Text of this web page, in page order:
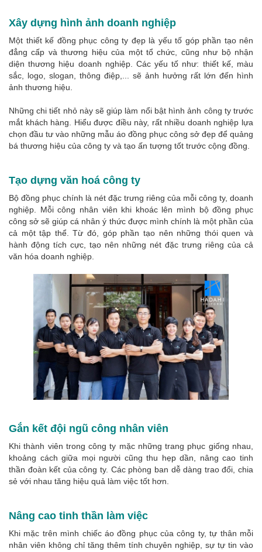
Xây dựng hình ảnh doanh nghiệp
Một thiết kế đồng phục công ty đẹp là yếu tố góp phần tạo nên
đẳng cấp và thương hiệu của một tổ chức, cũng như bộ nhận
diện thương hiệu doanh nghiệp. Các yếu tố như: thiết kế, màu
sắc, logo, slogan, thông điệp,... sẽ ảnh hưởng rất lớn đến hình
ảnh thương hiệu.
Những chi tiết nhỏ này sẽ giúp làm nổi bật hình ảnh công ty trước
mắt khách hàng. Hiểu được điều này, rất nhiều doanh nghiệp lựa
chọn đầu tư vào những mẫu áo đồng phục công sở đẹp để quảng
bá thương hiệu của công ty và tạo ấn tượng tốt trước cộng đồng.
Tạo dựng văn hoá công ty
Bộ đồng phục chính là nét đặc trưng riêng của mỗi công ty, doanh
nghiệp. Mỗi công nhân viên khi khoác lên mình bộ đồng phục
công sở sẽ giúp cá nhân ý thức được mình chính là một phần của
cả một tập thể. Từ đó, góp phần tạo nên những thói quen và
hành động tích cực, tạo nên những nét đặc trưng riêng của cả
văn hóa doanh nghiệp.
Gắn kết đội ngũ công nhân viên
Khi thành viên trong công ty mặc những trang phục giống nhau,
khoảng cách giữa mọi người cũng thu hẹp dần, nâng cao tinh
thần đoàn kết của công ty. Các phòng ban dễ dàng trao đổi, chia
sẻ với nhau tăng hiệu quả làm việc tốt hơn.
Nâng cao tinh thần làm việc
Khi mặc trên mình chiếc áo đồng phục của công ty, tự thân mỗi
nhân viên không chỉ tăng thêm tính chuyên nghiệp, sự tự tin vào